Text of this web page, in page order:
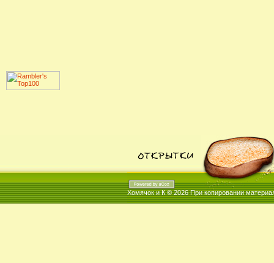
Хомячок и К © 2026При копировании